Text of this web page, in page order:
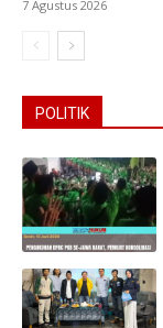
7 Agustus 2026
POLITIK